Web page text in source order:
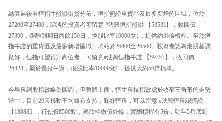
結算過後看恒指牛熊證街貨分佈，恒指熊證重貨區及最多新增的區域，位於
27200至27400，睇淡的投資者可留意 #法興恒指熊證 【53531】，收回價
27300，距離到期日尚餘150日，換股比率10000兌1，提供約38倍槓桿。至於恆
指牛證的重貨區及最多新增區域，均站於26400至26500。投資者認為港股基調
良好，恒指可望再升高位者，可留意#法興恒指牛證 【59357】，收回價
26428，屬於長身牛證，換股比率10000兌1，提供大約56倍槓桿。
今早科網股指數略為回調，但整體上面，恒生科技指數處於收窄三角形的走勢
當中，目前20天移動平均線有支持，睇好恒科，可以留意 #法興恒科認購證
【18888】，行使價8500點，屬於輕微價外輪，實際槓桿有5倍，明年5月底到